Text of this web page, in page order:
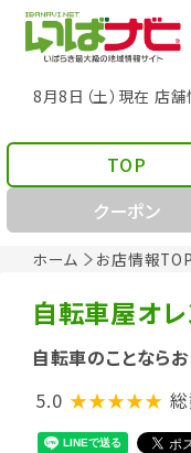
8月8日（土）現在 店
ホーム お店情報TOP
TOP
クーポン
自転車屋オ
自転車のことなら
5.0 ★★★★★